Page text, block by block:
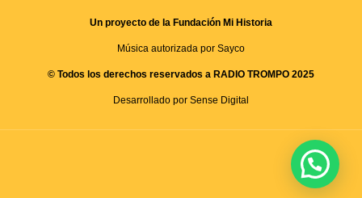
Un proyecto de la Fundación Mi Historia
Música autorizada por Sayco
© Todos los derechos reservados a RADIO TROMPO 2025
Desarrollado por Sense Digital